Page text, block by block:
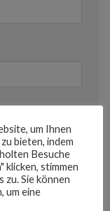
in diesem
speichern.
um Ihnen
bieten, indem
Besuche
klicken, stimmen
zu. Sie können
um eine